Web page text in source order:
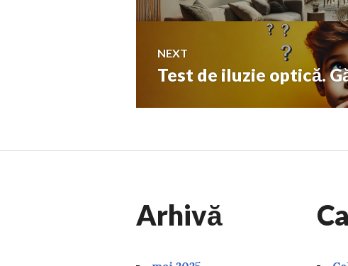
articole
NEXT
Next
Test de iluzie optică.
Arhivă